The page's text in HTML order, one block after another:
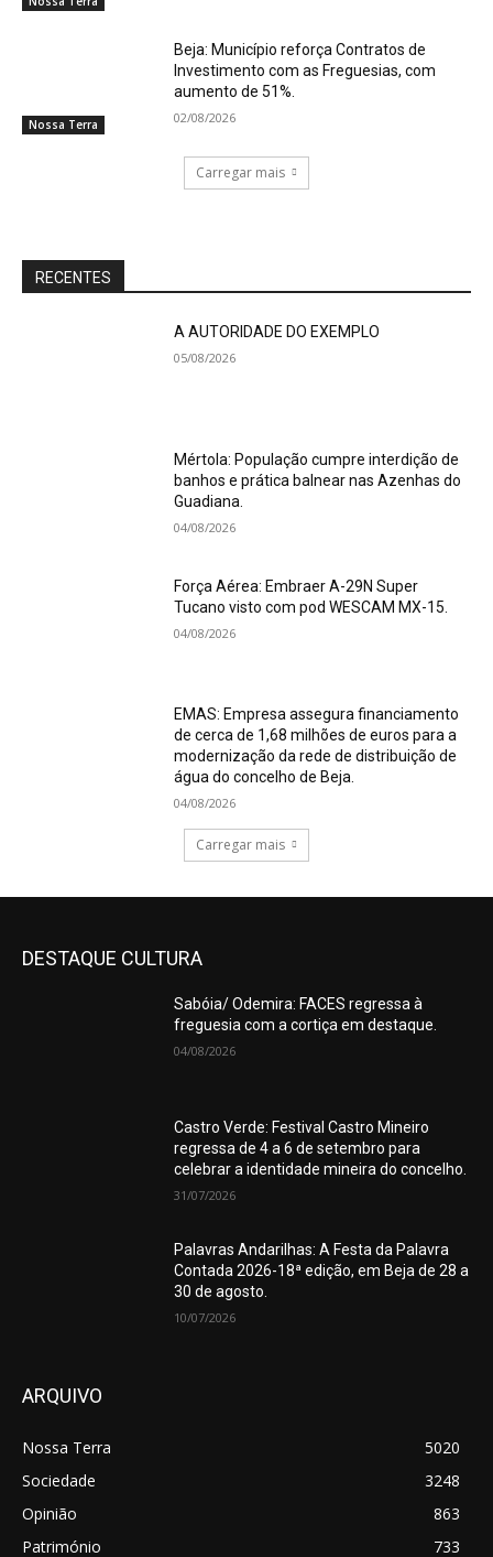
Nossa Terra
Beja: Município reforça Contratos de
Investimento com as Freguesias, com
aumento de 51%.
02/08/2026
Carregar mais
RECENTES
A AUTORIDADE DO EXEMPLO
05/08/2026
Mértola: População cumpre interdição de
banhos e prática balnear nas Azenhas do
Guadiana.
04/08/2026
Força Aérea: Embraer A-29N Super
Tucano visto com pod WESCAM MX-15.
04/08/2026
EMAS: Empresa assegura financiamento
de cerca de 1,68 milhões de euros para a
modernização da rede de distribuição de
água do concelho de Beja.
04/08/2026
Carregar mais
DESTAQUE CULTURA
Sabóia/ Odemira: FACES regressa à
freguesia com a cortiça em destaque.
04/08/2026
Castro Verde: Festival Castro Mineiro
regressa de 4 a 6 de setembro para
celebrar a identidade mineira do concelho.
31/07/2026
Palavras Andarilhas: A Festa da Palavra
Contada 2026-18ª edição, em Beja de 28 a
30 de agosto.
10/07/2026
ARQUIVO
Nossa Terra
5020
Sociedade
3248
Opinião
863
Património
733